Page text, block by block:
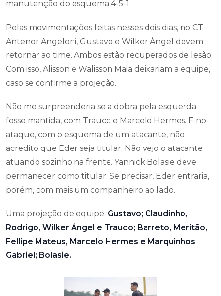
manutenção do esquema 4-5-1.
Pelas movimentações feitas nesses dois dias, no CT
Antenor Angeloni, Gustavo e Wilker Ángel devem
retornar ao time. Ambos estão recuperados de lesão.
Com isso, Alisson e Walisson Maia deixariam a equipe,
caso se confirme a projeção.
Não me surpreenderia se a dobra pela esquerda
fosse mantida, com Trauco e Marcelo Hermes. E no
ataque, com o esquema de um atacante, não
acredito que Eder seja titular. Não vejo o atacante
atuando sozinho na frente. Yannick Bolasie deve
permanecer como titular. Se precisar, Eder entraria,
porém, com mais um companheiro ao lado.
Uma projeção de equipe: Gustavo; Claudinho,
Rodrigo, Wilker Ángel e Trauco; Barreto, Meritão,
Fellipe Mateus, Marcelo Hermes e Marquinhos
Gabriel; Bolasie.